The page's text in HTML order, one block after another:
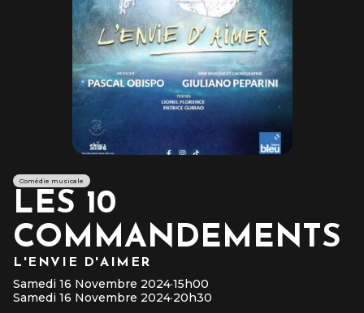
Comédie musicale
LES 10
COMMANDEMENTS
L'ENVIE D'AIMER
Samedi 16 Novembre 2024·15h00
Samedi 16 Novembre 2024·20h30